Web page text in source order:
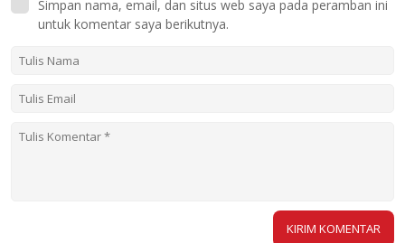
Simpan nama, email, dan situs web saya pada peramban ini
untuk komentar saya berikutnya.